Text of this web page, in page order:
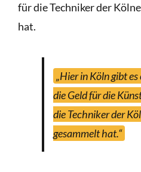
für die Techniker der
hat.
„Hier in Köln gibt
die Geld für die
die Techniker der
gesammelt hat.“